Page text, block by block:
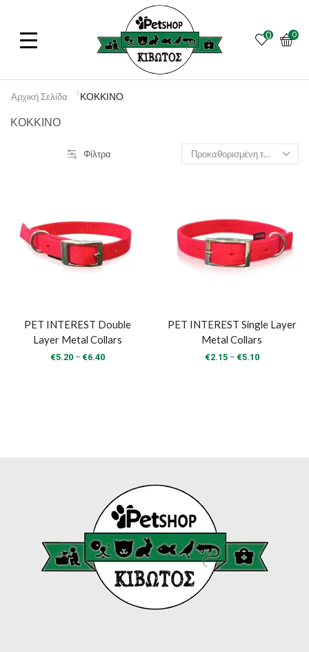
0 0
Αρχική Σελίδα ΚΟΚΚΙΝΟ
ΚΟΚΚΙΝΟ
Φίλτρα
PET INTEREST Double
Layer Metal Collars
€5.20 – €6.40Price
PET INTEREST Single Layer
Metal Collars
€2.15 – €5.10Price